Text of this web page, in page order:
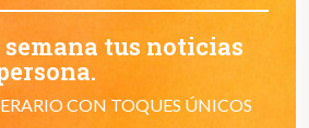
semana tus noticias
CON TOQUES ÚNICOS